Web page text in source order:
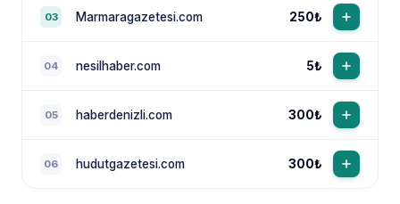
03 Marmaragazetesi.com 250₺
04 nesilhaber.com 5₺
05 haberdenizli.com 300₺
06 hudutgazetesi.com 300₺